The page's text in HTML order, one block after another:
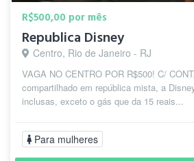
R$500,00 por mês
Republica Disney
Centro, Rio de Janeiro - RJ
VAGA NO CENTRO POR R$500! C/
compartilhado em república mista, a
inclusas, exceto o gás que da 15 reais...
Para mulheres